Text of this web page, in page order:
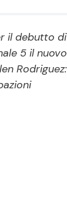
il debutto
5 il